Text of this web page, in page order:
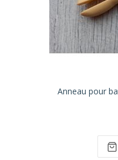
Anneau pour